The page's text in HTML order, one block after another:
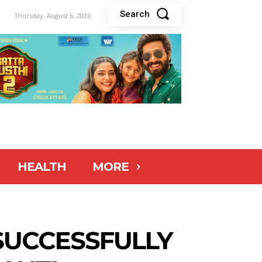
Thursday, August 6, 2026 Search
HEALTH MORE